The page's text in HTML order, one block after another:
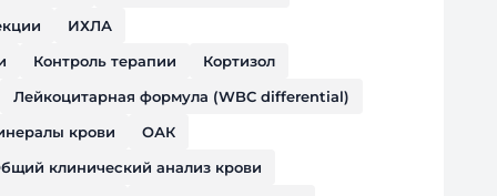
ИХЛА
Контроль терапии
Кортизол
Лейкоцитарная формула (WBC differential)
крови
ОАК
клинический анализ крови